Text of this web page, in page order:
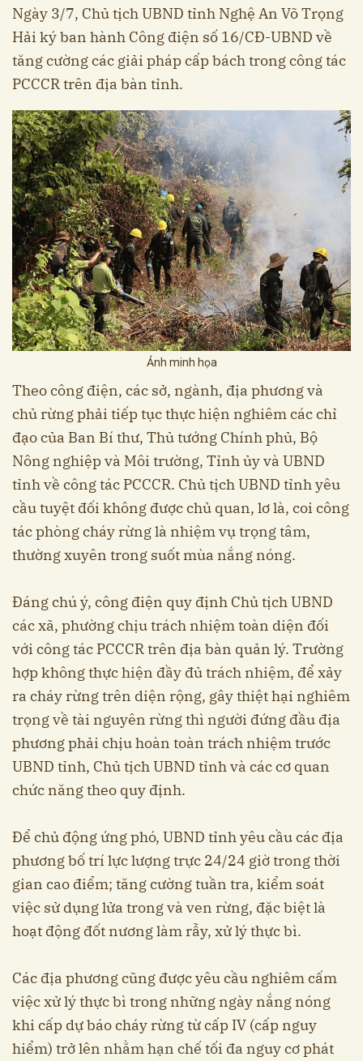
Ngày 3/7, Chủ tịch UBND tỉnh Nghệ An Võ Trọng
Hải ký ban hành Công điện số 16/CĐ-UBND về
tăng cường các giải pháp cấp bách trong công tác
PCCCR trên địa bàn tỉnh.
Ảnh minh họa
Theo công điện, các sở, ngành, địa phương và
chủ rừng phải tiếp tục thực hiện nghiêm các chỉ
đạo của Ban Bí thư, Thủ tướng Chính phủ, Bộ
Nông nghiệp và Môi trường, Tỉnh ủy và UBND
tỉnh về công tác PCCCR. Chủ tịch UBND tỉnh yêu
cầu tuyệt đối không được chủ quan, lơ là, coi công
tác phòng cháy rừng là nhiệm vụ trọng tâm,
thường xuyên trong suốt mùa nắng nóng.
Đáng chú ý, công điện quy định Chủ tịch UBND
các xã, phường chịu trách nhiệm toàn diện đối
với công tác PCCCR trên địa bàn quản lý. Trường
hợp không thực hiện đầy đủ trách nhiệm, để xảy
ra cháy rừng trên diện rộng, gây thiệt hại nghiêm
trọng về tài nguyên rừng thì người đứng đầu địa
phương phải chịu hoàn toàn trách nhiệm trước
UBND tỉnh, Chủ tịch UBND tỉnh và các cơ quan
chức năng theo quy định.
Để chủ động ứng phó, UBND tỉnh yêu cầu các địa
phương bố trí lực lượng trực 24/24 giờ trong thời
gian cao điểm; tăng cường tuần tra, kiểm soát
việc sử dụng lửa trong và ven rừng, đặc biệt là
hoạt động đốt nương làm rẫy, xử lý thực bì.
Các địa phương cũng được yêu cầu nghiêm cấm
việc xử lý thực bì trong những ngày nắng nóng
khi cấp dự báo cháy rừng từ cấp IV (cấp nguy
hiểm) trở lên nhằm hạn chế tối đa nguy cơ phát